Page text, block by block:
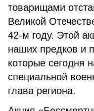
товарищами
Великой
42-м году. Этой
наших предков и
которые сегодня
специальной
глава региона.